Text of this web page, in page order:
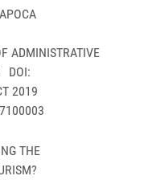
ADMINISTRATIVE
DOI:
2019
THE